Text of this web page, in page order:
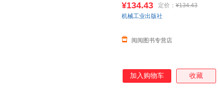
¥134.43 定价： ¥134.43
阅阅图书专营店
机械工业出版社
加入购物车 收藏